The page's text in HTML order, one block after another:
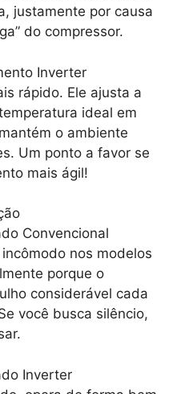
justamente por causa
do compressor.
Inverter
rápido. Ele ajusta a
ideal em
o ambiente
Um ponto a favor se
mais ágil!
Convencional
nos modelos
porque o
considerável cada
você busca silêncio,
Inverter